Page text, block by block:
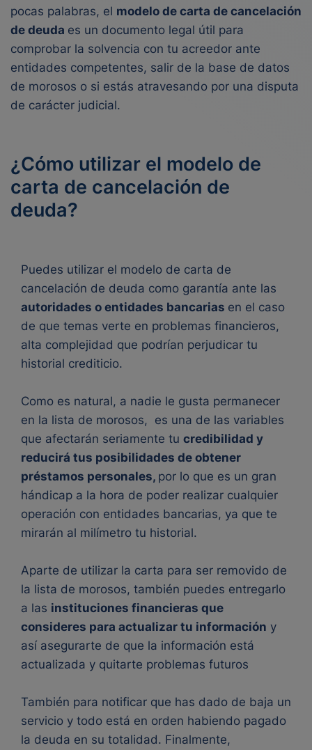
pocas palabras, el modelo de carta de cancelación
de deuda es un documento legal útil para
comprobar la solvencia con tu acreedor ante
entidades competentes, salir de la base de datos
de morosos o si estás atravesando por una disputa
de carácter judicial.
¿Cómo utilizar el modelo de
carta de cancelación de
deuda?
Puedes utilizar el modelo de carta de
cancelación de deuda como garantía ante las
autoridades o entidades bancarias en el caso
de que temas verte en problemas financieros,
alta complejidad que podrían perjudicar tu
historial crediticio.
Como es natural, a nadie le gusta permanecer
en la lista de morosos, es una de las variables
que afectarán seriamente tu credibilidad y
reducirá tus posibilidades de obtener
préstamos personales, por lo que es un gran
hándicap a la hora de poder realizar cualquier
operación con entidades bancarias, ya que te
mirarán al milímetro tu historial.
Aparte de utilizar la carta para ser removido de
la lista de morosos, también puedes entregarlo
a las instituciones financieras que
consideres para actualizar tu información y
así asegurarte de que la información está
actualizada y quitarte problemas futuros
También para notificar que has dado de baja un
servicio y todo está en orden habiendo pagado
la deuda en su totalidad. Finalmente,